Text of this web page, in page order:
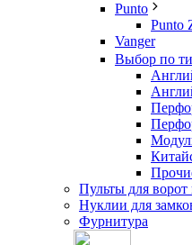
Punto
Punto
Vanger
Выбор по
Пульты для
Нуклии для
Фурнитура